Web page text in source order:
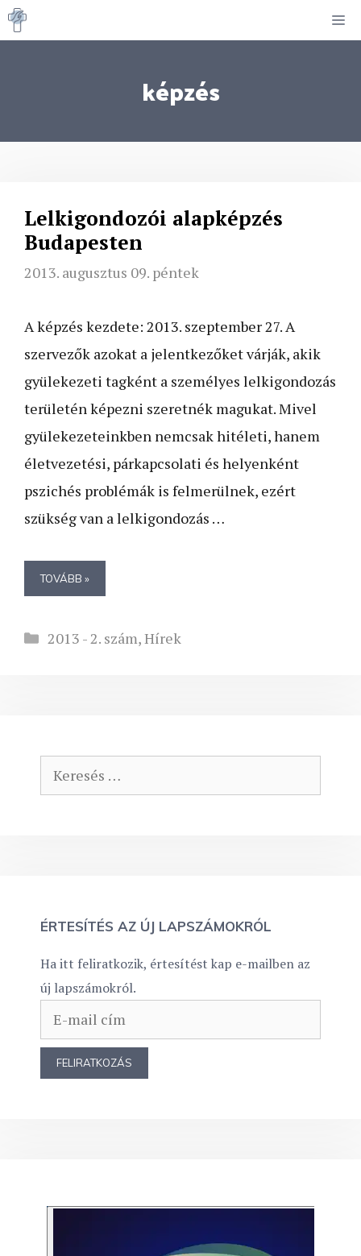
Kilépés
a
képzés
Lelkigondozói alapképzés
Budapesten
2013. augusztus 09. péntek
A képzés kezdete: 2013. szeptember 27. A
szervezők azokat a jelentkezőket várják, akik
gyülekezeti tagként a személyes lelkigondozás
területén képezni szeretnék magukat. Mivel
gyülekezeteinkben nemcsak hitéleti, hanem
életvezetési, párkapcsolati és helyenként
pszichés problémák is felmerülnek, ezért
szükség van a lelkigondozás …
TOVÁBB »
Kategória
2013 - 2. szám,Hírek
Keresés:
ÉRTESÍTÉS AZ ÚJ LAPSZÁMOKRÓL
Ha itt feliratkozik, értesítést kap e-mailben az
új lapszámokról.